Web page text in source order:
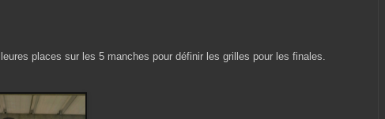
places sur les 5 manches pour définir les grilles pour les finales.